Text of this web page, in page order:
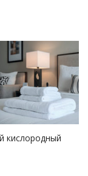
кислородный